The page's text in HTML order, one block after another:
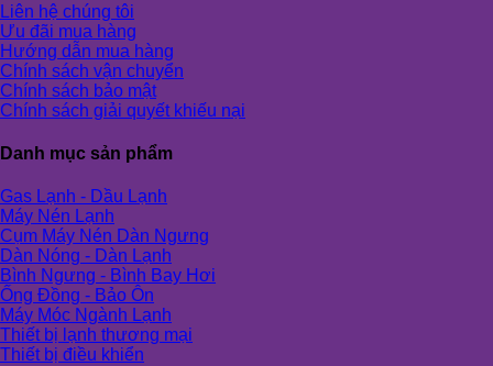
Liên hệ chúng tôi
Ưu đãi mua hàng
Hướng dẫn mua hàng
Chính sách vận chuyển
Chính sách bảo mật
Chính sách giải quyết khiếu nại
Danh mục sản phẩm
Gas Lạnh - Dầu Lạnh
Máy Nén Lạnh
Cụm Máy Nén Dàn Ngưng
Dàn Nóng - Dàn Lạnh
Bình Ngưng - Bình Bay Hơi
Ống Đồng - Bảo Ôn
Máy Móc Ngành Lạnh
Thiết bị lạnh thương mại
Thiết bị điều khiển